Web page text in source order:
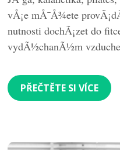
vÅ¡e mÅ¯Å¾ete
nutnosti dochÃ¡zet do
vydÃ½chanÃ½m
PŘEČTĚTE SI VÍCE